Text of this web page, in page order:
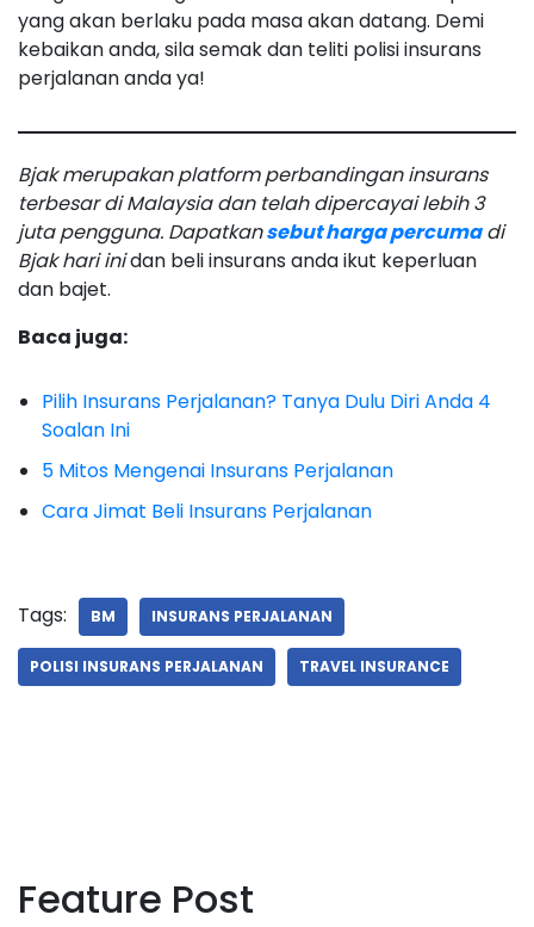
yang akan berlaku pada masa akan datang. Demi
kebaikan anda, sila semak dan teliti polisi insurans
perjalanan anda ya!
Bjak merupakan platform perbandingan insurans
terbesar di Malaysia dan telah dipercayai lebih 3
juta pengguna. Dapatkansebut harga percumadi
Bjak hari inidan beli insurans anda ikut keperluan
dan bajet.
Baca juga:
Pilih Insurans Perjalanan? Tanya Dulu Diri Anda 4
Soalan Ini
5 Mitos Mengenai Insurans Perjalanan
Cara Jimat Beli Insurans Perjalanan
Tags: BM INSURANS PERJALANAN
POLISI INSURANS PERJALANAN TRAVEL INSURANCE
Feature Post